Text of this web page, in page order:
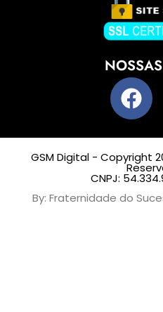
GSM Digital - Copyright
CNPJ:
By: Fraternidade do